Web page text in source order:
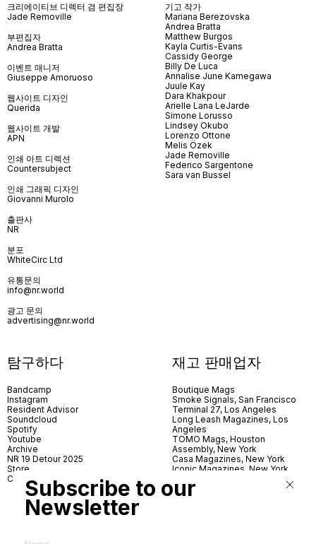
크리에이티브 디렉터 겸 편집장
Jade Removille
부편집자
Andrea Bratta
이벤트 매니저
Giuseppe Amoruoso
웹사이트 디자인
Querida
웹사이트 개발
APN
인쇄 아트 디렉션
Countersubject
인쇄 그래픽 디자인
Giovanni Murolo
출판사
NR
분포
WhiteCirc Ltd
유통문의
info@nr.world
광고 문의
advertising@nr.world
기고 작가
Mariana Berezovska
Andrea Bratta
Matthew Burgos
Kayla Curtis-Evans
Cassidy George
Billy De Luca
Annalise June Kamegawa
Juule Kay
Dara Khakpour
Arielle Lana LeJarde
Simone Lorusso
Lindsey Okubo
Lorenzo Ottone
Melis Özek
Jade Removille
Federico Sargentone
Sara van Bussel
탐구하다
Bandcamp
Instagram
Resident Advisor
Soundcloud
Spotify
Youtube
Archive
NR 19 Detour 2025
Store
Contact
재고 판매업자
Boutique Mags
Smoke Signals, San Francisco
Terminal 27, Los Angeles
Long Leash Magazines, Los
Angeles
TOMO Mags, Houston
Assembly, New York
Casa Magazines, New York
Iconic Magazines, New York
Village Books, Leeds
Village Books, Manchester
Subscribe to our
Newsletter